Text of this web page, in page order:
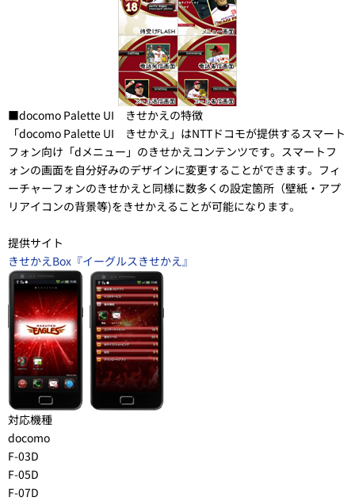
■docomo Palette UI きせかえの特徴
「docomo Palette UI きせかえ」はNTTドコモが提供するスマート
フォン向け「dメニュー」のきせかえコンテンツです。スマートフ
ォンの画面を自分好みのデザインに変更することができます。フィ
ーチャーフォンのきせかえと同様に数多くの設定箇所（壁紙・アプ
リアイコンの背景等)をきせかえることが可能になります。
提供サイト
きせかえBox『イーグルスきせかえ』
対応機種
docomo
F-03D
F-05D
F-07D